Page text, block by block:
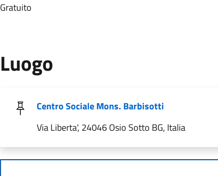
Gratuito
Luogo
Centro Sociale Mons. Barbisotti
Via Liberta', 24046 Osio Sotto BG, Italia